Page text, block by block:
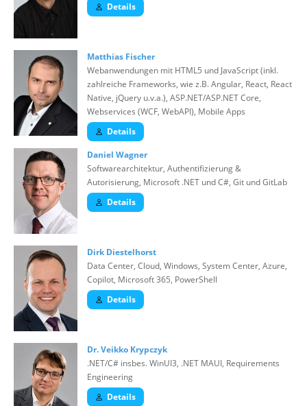
Details
Matthias Fischer
Webanwendungen mit HTML5 und JavaScript (inkl.
zahlreiche Frameworks, wie z.B. Angular, React, React
Native, jQuery u.v.a.), ASP.NET/ASP.NET Core,
Webservices (WCF, WebAPI), Mobile Apps
Details
Daniel Wagner
Softwarearchitektur, Authentifizierung &
Autorisierung, Microsoft .NET und C#, Git und GitLab
Details
Dirk Diestelhorst
Data Center, Cloud, Windows, System Center, Azure,
Copilot, Microsoft 365, PowerShell
Details
Dr. Veikko Krypczyk
.NET/C# insbes. WinUI3, .NET MAUI, Requirements
Engineering
Details